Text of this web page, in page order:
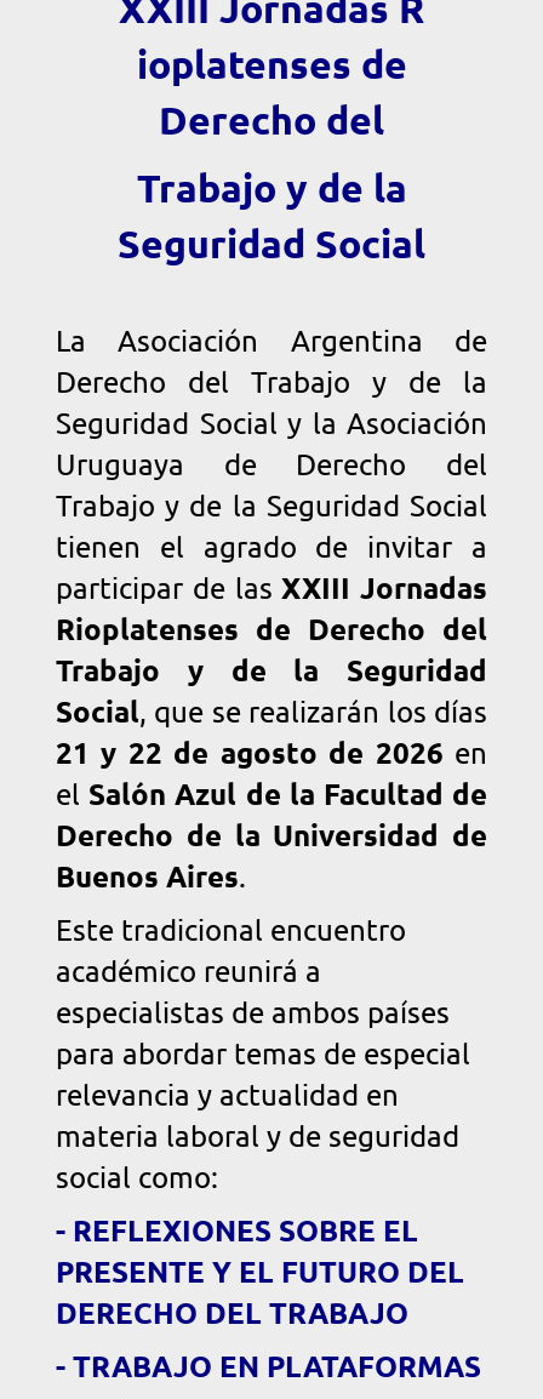
ioplatenses de
Derecho del
Trabajo y de la
Seguridad Social
La Asociación Argentina de
Derecho del Trabajo y de la
Seguridad Social y la Asociación
Uruguaya de Derecho del
Trabajo y de la Seguridad Social
tienen el agrado de invitar a
participar de lasXXIII Jornadas
Rioplatenses de Derecho del
Trabajo y de la Seguridad
Social, que se realizarán los días
21 y 22 de agosto de 2026 en
el Salón Azul de la Facultad de
Derecho de la Universidad de
Buenos Aires.
Este tradicional encuentro
académico reunirá a
especialistas de ambos países
para abordar temas de especial
relevancia y actualidad en
materia laboral y de seguridad
social como:
- REFLEXIONES SOBRE EL
PRESENTE Y EL FUTURO DEL
DERECHO DEL TRABAJO
- TRABAJO EN PLATAFORMAS